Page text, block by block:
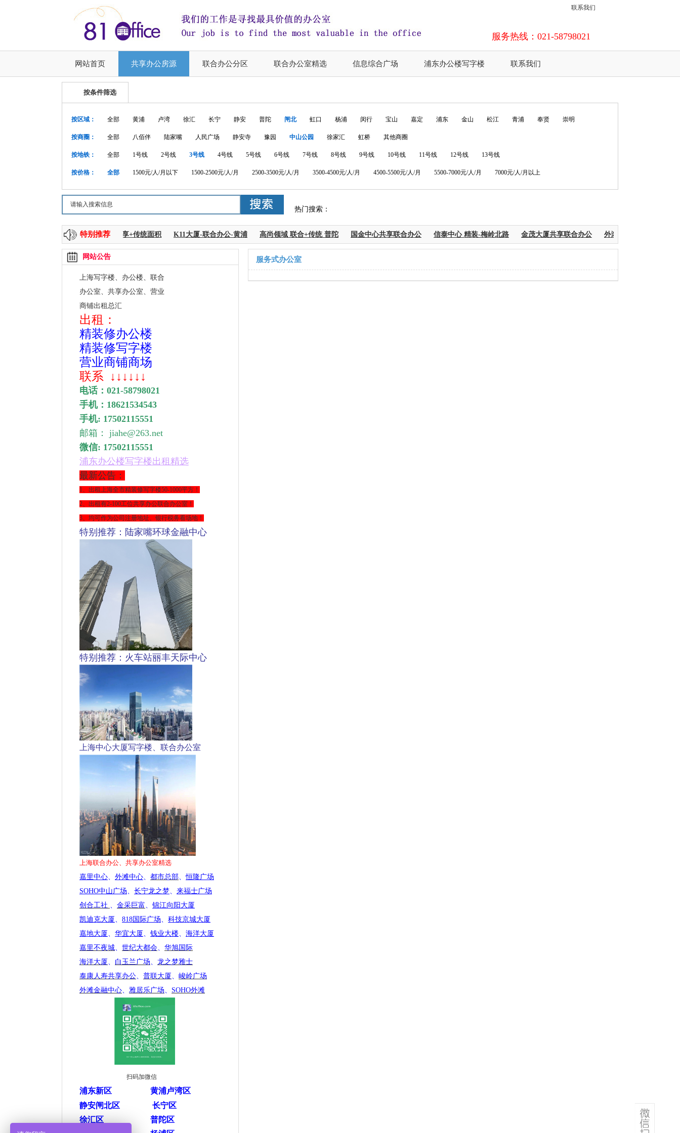
联系我们
服务热线：021-58798021
网站首页 共享办公房源 联合办公分区 联合办公室精选 信息综合广场 浦东办公楼写字楼 联系我们
按条件筛选
按区域： 全部 黄浦 卢湾 徐汇 长宁 静安 普陀 闸北 虹口 杨浦 闵行 宝山 嘉定 浦东 金山 松江 青浦 奉贤 崇明
按商圈： 全部 八佰伴 陆家嘴 人民广场 静安寺 豫园 中山公园 徐家汇 虹桥 其他商圈
按地铁： 全部 1号线 2号线 3号线 4号线 5号线 6号线 7号线 8号线 9号线 10号线 11号线 12号线 13号线
按价格： 全部 1500元/人/月以下 1500-2500元/人/月 2500-3500元/人/月 3500-4500元/人/月 4500-5500元/人/月 5500-7000元/人/月 7000元/人/月以上
热门搜索：
特别推荐
中心 256--8000平方 时代金融-共享+传统面积 K11大厦-联合办公-黄浦 高尚领域 联合+传统 普陀 国金中心共享联合办公 信泰中心 精装-梅岭北路 金茂大厦共享联合办公 外滩中心联合办公黄浦
服务式办公室
网站公告
上海写字楼、办公楼、联合
办公室、 共享办公室、营业
商铺出租总汇
出租：
精装修办公楼
精装修写字楼
营业商铺商场
联系
↓↓↓↓↓↓
电话： 021-58798021
手机： 18621534543
手机: 17502115551
邮箱： jiahe@263.net
微信: 17502115551
浦东办公楼写字楼出租精选
最新公告：
1、出租上海全市精装修写字楼50-1000平方 ！
2、出租有2-100工位共享办公联合办公室！
3、均可作为公司注册地址、银行税务看场地！
特别推荐：陆家嘴环球金融中心
特别推荐：火车站丽丰天际中心
上海中心大厦写字楼、联合办公室
上海联合办公、共享办公室精选
嘉里中心、 外滩中心、 都市总部、恒隆广场
SOHO中山广场、 长宁龙之梦、 来福士广场
创合工社 、 金采巨富、 锦江向阳大厦
凯迪克大厦、 818国际广场、 科技京城大厦
嘉地大厦、 华宜大厦、 钱业大楼、 海洋大厦
嘉里不夜城、 世纪大都会、 华旭国际
海洋大厦、 白玉兰广场、 龙之梦雅士
泰康人寿共享办公、 普联大厦、 峻岭广场
外滩金融中心、 雅居乐广场、 SOHO外滩
扫码加微信
浦东新区
黄浦卢湾区
静安闸北区
长宁区
徐汇区
普陀区